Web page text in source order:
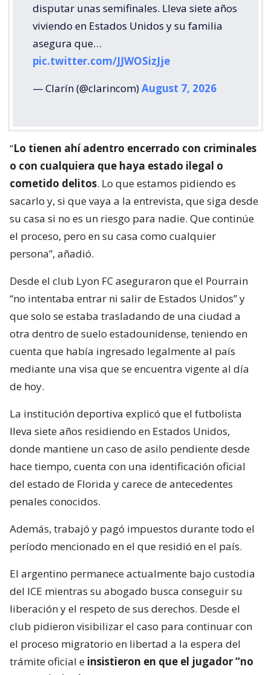
disputar unas semifinales. Lleva siete años
viviendo en Estados Unidos y su familia
asegura que…
pic.twitter.com/JJWOSizJje
— Clarín (@clarincom)August 7, 2026
“Lo tienen ahí adentro encerrado con criminales
o con cualquiera que haya estado ilegal o
cometido delitos. Lo que estamos pidiendo es
sacarlo y, si que vaya a la entrevista, que siga desde
su casa si no es un riesgo para nadie. Que continúe
el proceso, pero en su casa como cualquier
persona”, añadió.
Desde el club Lyon FC aseguraron que el Pourrain
“no intentaba entrar ni salir de Estados Unidos” y
que solo se estaba trasladando de una ciudad a
otra dentro de suelo estadounidense, teniendo en
cuenta que había ingresado legalmente al país
mediante una visa que se encuentra vigente al día
de hoy.
La institución deportiva explicó que el futbolista
lleva siete años residiendo en Estados Unidos,
donde mantiene un caso de asilo pendiente desde
hace tiempo, cuenta con una identificación oficial
del estado de Florida y carece de antecedentes
penales conocidos.
Además, trabajó y pagó impuestos durante todo el
período mencionado en el que residió en el país.
El argentino permanece actualmente bajo custodia
del ICE mientras su abogado busca conseguir su
liberación y el respeto de sus derechos. Desde el
club pidieron visibilizar el caso para continuar con
el proceso migratorio en libertad a la espera del
trámite oficial e insistieron en que el jugador “no